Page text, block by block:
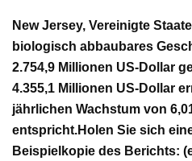
New Jersey, Vereinigte
biologisch abbaubares
2.754,9 Millionen US-Dollar
4.355,1 Millionen US-Dollar
jährlichen Wachstum von
entspricht.Holen Sie sich
Beispielkopie des Berichts: